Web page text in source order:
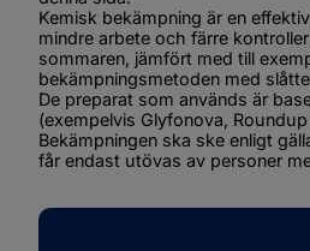
Kemisk bekämpning är en
mindre arbete och färre
sommaren, jämfört med till
bekämpningsmetoden med
De preparat som används är
(exempelvis Glyfonova,
Bekämpningen ska ske enligt
får endast utövas av personer